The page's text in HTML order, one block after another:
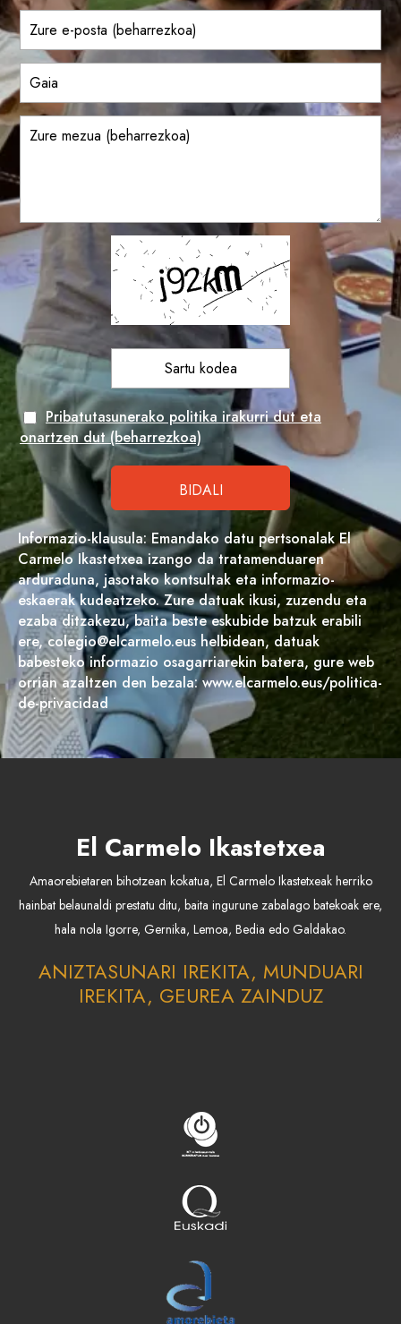
Pribatutasunerako politika irakurri dut eta
onartzen dut (beharrezkoa)
Informazio-klausula: Emandako datu pertsonalak El
Carmelo Ikastetxea izango da tratamenduaren
arduraduna, jasotako kontsultak eta informazio-
eskaerak kudeatzeko. Zure datuak ikusi, zuzendu eta
ezaba ditzakezu, baita beste eskubide batzuk erabili
ere, colegio@elcarmelo.eus helbidean, datuak
babesteko informazio osagarriarekin batera, gure web
orrian azaltzen den bezala: www.elcarmelo.eus/politica-
de-privacidad
El Carmelo Ikastetxea
Amaorebietaren bihotzean kokatua, El Carmelo Ikastetxeak herriko
hainbat belaunaldi prestatu ditu, baita ingurune zabalago batekoak ere,
hala nola Igorre, Gernika, Lemoa, Bedia edo Galdakao.
ANIZTASUNARI IREKITA, MUNDUARI
IREKITA, GEUREA ZAINDUZ